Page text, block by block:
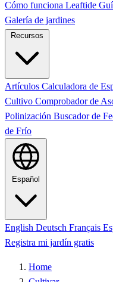
Cómo funciona Leaftide
Galería de jardines
Recursos
Artículos Calculadora de
Cultivo Comprobador de
Polinización Buscador de
de Frío
Español
English Deutsch Français
Registra mi jardín gratis
Home